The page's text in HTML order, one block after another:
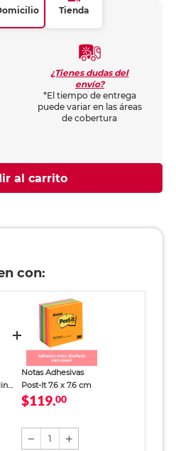
Tienda
¿Tienes dudas del
envío?
*El tiempo de entrega
puede variar en las áreas
de cobertura
al carrito
con:
Notas Adhesivas
Post-It 7.6 x 7.6 cm
$119.00
1